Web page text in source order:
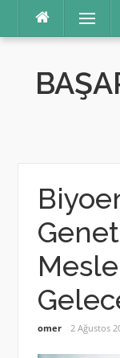
Menü
omer 2 Ağustos